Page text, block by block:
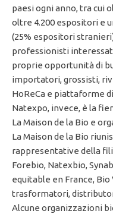
paesi ogni anno, tra cui
oltre 4.200 espositori e
(25% espositori
professionisti
proprie opportunità di
importatori, grossisti,
HoReCa e piattaforme
Natexpo, invece, è la
La Maison de la Bio e
La Maison de la Bio
rappresentative della
Forebio, Natexbio,
equitable en France,
trasformatori,
Alcune organizzazioni